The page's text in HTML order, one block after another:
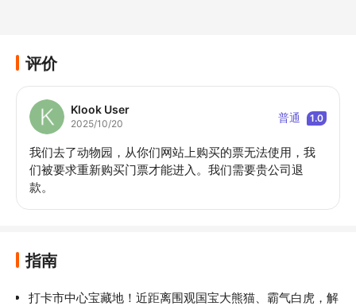
评价
Klook User
2025/10/20 普通 1.0
我们去了动物园，从你们网站上购买的票无法使用，我
们被要求重新购买门票才能进入。我们需要贵公司退
款。
指南
打卡市中心宝藏地！近距离围观国宝大熊猫、霸气白虎，解